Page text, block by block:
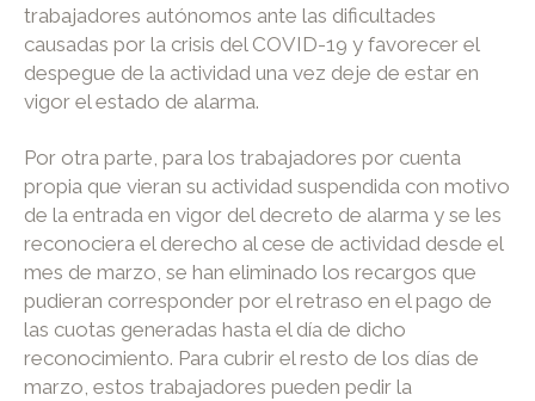
trabajadores autónomos ante las dificultades
causadas por la crisis del COVID-19 y favorecer el
despegue de la actividad una vez deje de estar en
vigor el estado de alarma.
Por otra parte, para los trabajadores por cuenta
propia que vieran su actividad suspendida con motivo
de la entrada en vigor del decreto de alarma y se les
reconociera el derecho al cese de actividad desde el
mes de marzo, se han eliminado los recargos que
pudieran corresponder por el retraso en el pago de
las cuotas generadas hasta el día de dicho
reconocimiento. Para cubrir el resto de los días de
marzo, estos trabajadores pueden pedir la